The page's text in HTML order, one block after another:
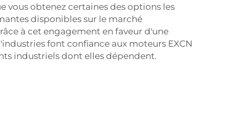
vous obtenez certaines des options les
disponibles sur le marché
à cet engagement en faveur d'une
font confiance aux moteurs EXCN
industriels dont elles dépendent.